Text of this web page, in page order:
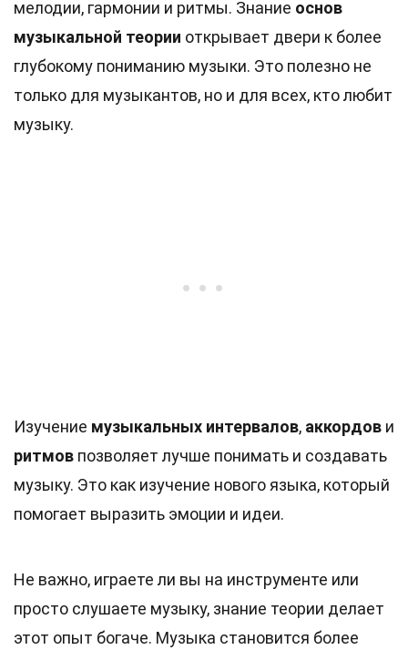
мелодии, гармонии и ритмы. Знание основ
музыкальной теории открывает двери к более
глубокому пониманию музыки. Это полезно не
только для музыкантов, но и для всех, кто любит
музыку.
Изучение музыкальных интервалов, аккордов и
ритмов позволяет лучше понимать и создавать
музыку. Это как изучение нового языка, который
помогает выразить эмоции и идеи.
Не важно, играете ли вы на инструменте или
просто слушаете музыку, знание теории делает
этот опыт богаче. Музыка становится более